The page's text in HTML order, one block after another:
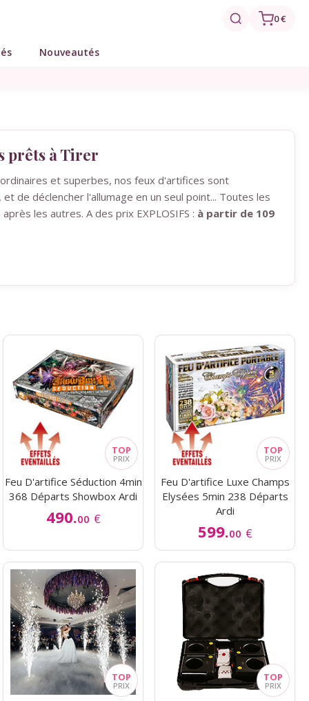
0 €
Nouveautés
prêts à Tirer
et superbes, nos feux d'artifices sont
de déclencher l'allumage en un seul point... Toutes les
les autres. A des prix EXPLOSIFS : à partir de 109
Feu D'artifice Séduction 4min
368 Départs Showbox Ardi
490.00 €
Feu D'artifice Luxe Champs
Elysées 5min 238 Départs
Ardi
599.00 €